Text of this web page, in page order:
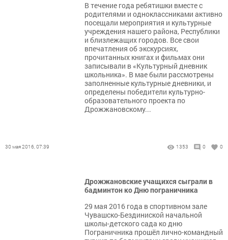
В течение года ребятишки вместе с
родителями и одноклассниками активно
посещали мероприятия и культурные
учреждения нашего района, Республики
и близлежащих городов. Все свои
впечатления об экскурсиях,
прочитанных книгах и фильмах они
записывали в «Культурный дневник
школьника». В мае были рассмотрены
заполненные культурные дневники, и
определены победители культурно-
образовательного проекта по
Дрожжановскому...
30 мая 2016, 07:39 1353 0 0
Дрожжановские учащихся сыграли в
бадминтон ко Дню пограничника
29 мая 2016 года в спортивном зале
Чувашско-Бездиниской начальной
школы-детского сада ко дню
Пограничника прошёл лично-командный